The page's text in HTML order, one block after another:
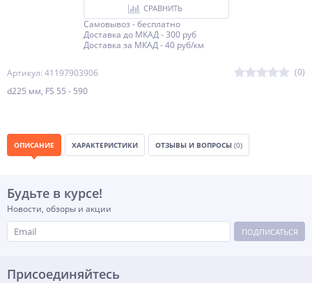
Артикул: 41197903906 (0)
d225 мм, FS 55 - 590
СРАВНИТЬ
Самовывоз - бесплатно
Доставка до МКАД - 300 руб
Доставка за МКАД - 40 руб/км
ОПИСАНИЕ ХАРАКТЕРИСТИКИ ОТЗЫВЫ И ВОПРОСЫ (0)
Будьте в курсе!
Новости, обзоры и акции
ПОДПИСАТЬСЯ
Присоединяйтесь